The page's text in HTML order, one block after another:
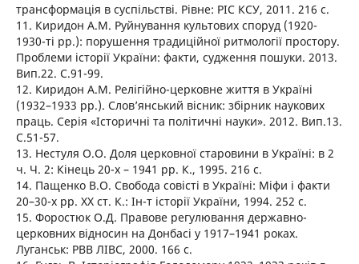
трансформація в суспільстві. Рівне: РІС КСУ, 2011. 216 с.
11. Киридон А.М. Руйнування культових споруд (1920-
1930-ті рр.): порушення традиційної ритмології простору.
Проблеми історії України: факти, судження пошуки. 2013.
Вип.22. С.91-99.
12. Киридон А.М. Релігійно-церковне життя в Україні
(1932–1933 рр.). Слов’янський вісник: збірник наукових
праць. Серія «Історичні та політичні науки». 2012. Вип.13.
С.51-57.
13. Нестуля О.О. Доля церковної старовини в Україні: в 2
ч. Ч. 2: Кінець 20-х – 1941 рр. К., 1995. 216 с.
14. Пащенко В.О. Свобода совісті в Україні: Міфи і факти
20–30-х рр. ХХ ст. К.: Ін-т історії України, 1994. 252 c.
15. Форостюк О.Д. Правове регулювання державно-
церковних відносин на Донбасі у 1917–1941 роках.
Луганськ: РВВ ЛІВС, 2000. 166 с.